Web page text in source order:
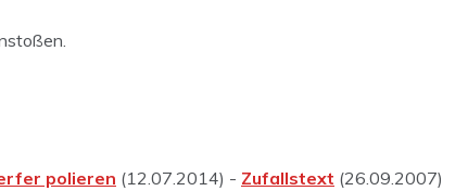
polieren (12.07.2014) - Zufallstext (26.09.2007)